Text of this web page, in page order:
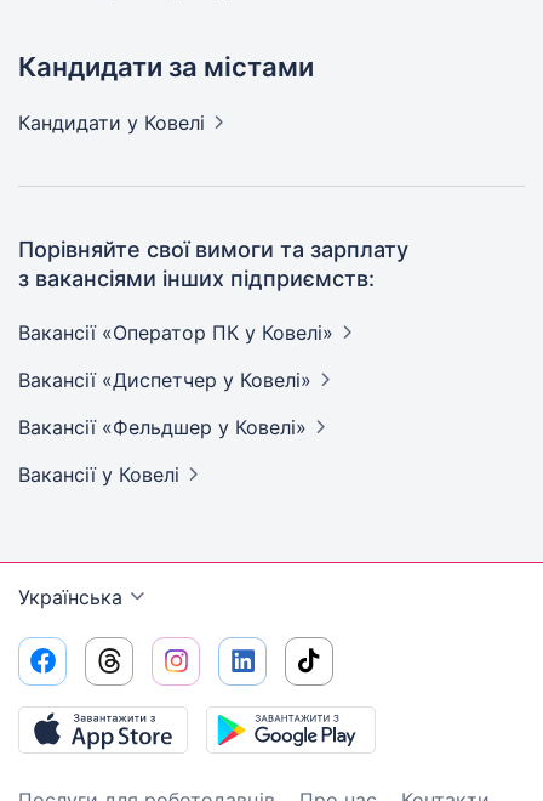
Кандидати за містами
Кандидати у Ковелі
Порівняйте свої вимоги та зарплату
з вакансіями інших підприємств:
Вакансії «Оператор ПК у Ковелі»
Вакансії «Диспетчер у Ковелі»
Вакансії «Фельдшер у Ковелі»
Вакансії у Ковелі
Українська